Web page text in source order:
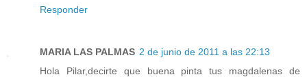
Responder
MARIA LAS PALMAS 2 de junio de 2011 a las 22:13
Hola Pilar,decirte que buena pinta tus magdalenas de